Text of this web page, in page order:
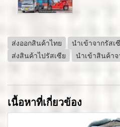
ส่งออกสินค้าไทย นำเข้าจากรัสเ
ส่งสินค้าไปรัสเซีย
นำเข้าสินค้าจ
เนื้อหาที่เกี่ยวข้อง